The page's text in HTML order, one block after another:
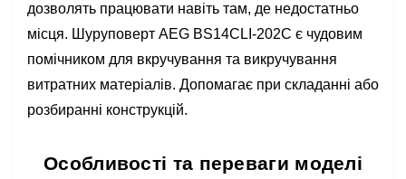
дозволять працювати навіть там, де недостатньо
місця. Шуруповерт AEG BS14CLI-202C є чудовим
помічником для вкручування та викручування
витратних матеріалів. Допомагає при складанні або
розбиранні конструкцій.
Особливості та переваги моделі